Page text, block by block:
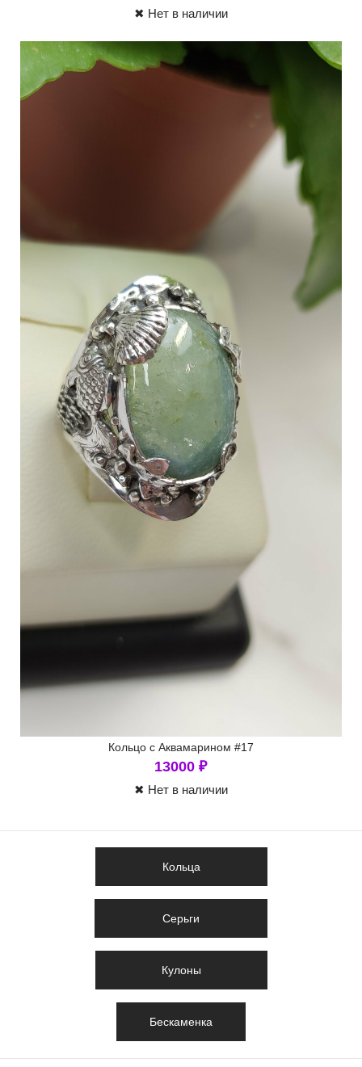
✖ Нет в наличии
Кольцо с Аквамарином #17
13000 ₽
✖ Нет в наличии
Кольца
Серьги
Кулоны
Бескаменка